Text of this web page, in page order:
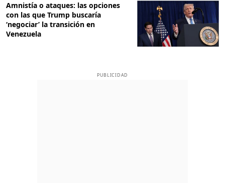
Amnistía o ataques: las opciones
con las que Trump buscaría
‘negociar’ la transición en
Venezuela
PUBLICIDAD